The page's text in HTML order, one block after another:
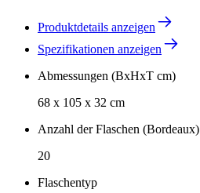
Produktdetails anzeigen
Spezifikationen anzeigen
Abmessungen (BxHxT cm)
68 x 105 x 32 cm
Anzahl der Flaschen (Bordeaux)
20
Flaschentyp